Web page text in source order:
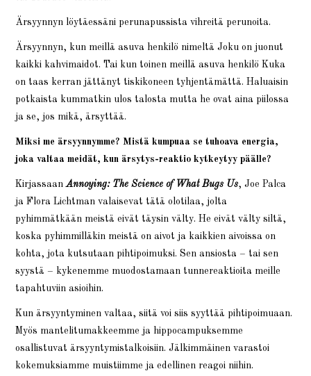
Ärsyynnyn löytäessäni perunapussista vihreitä perunoita.
Ärsyynnyn, kun meillä asuva henkilö nimeltä Joku on juonut
kaikki kahvimaidot. Tai kun toinen meillä asuva henkilö Kuka
on taas kerran jättänyt tiskikoneen tyhjentämättä. Haluaisin
potkaista kummatkin ulos talosta mutta he ovat aina piilossa
ja se, jos mikä, ärsyttää.
Miksi me ärsyynnymme? Mistä kumpuaa se tuhoava energia,
joka valtaa meidät, kun ärsytys-reaktio kytkeytyy päälle?
KirjassaanAnnoying: The Science of What Bugs Us, Joe Palca
ja Flora Lichtman valaisevat tätä olotilaa, jolta
pyhimmätkään meistä eivät täysin välty. He eivät välty siltä,
koska pyhimmilläkin meistä on aivot ja kaikkien aivoissa on
kohta, jota kutsutaan pihtipoimuksi. Sen ansiosta – tai sen
syystä – kykenemme muodostamaan tunnereaktioita meille
tapahtuviin asioihin.
Kun ärsyyntyminen valtaa, siitä voi siis syyttää pihtipoimuaan.
Myös mantelitumakkeemme ja hippocampuksemme
osallistuvat ärsyyntymistalkoisiin. Jälkimmäinen varastoi
kokemuksiamme muistiimme ja edellinen reagoi niihin.